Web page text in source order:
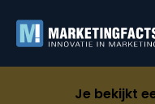
Je bekijkt